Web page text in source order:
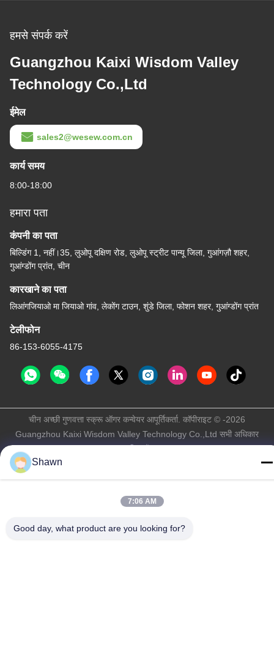
हमसे संपर्क करें
Guangzhou Kaixi Wisdom Valley
Technology Co.,Ltd
ईमेल
sales2@wesew.com.cn
कार्य समय
8:00-18:00
हमारा पता
कंपनी का पता
बिल्डिंग 1, नहीं।35, लुओपू दक्षिण रोड, लुओपू स्ट्रीट पान्यू जिला, गुआंगज़ौ शहर,
गुआंग्डोंग प्रांत, चीन
कारखाने का पता
लिआंगजियाओ मा जियाओ गांव, लेकोंग टाउन, शुंडे जिला, फोशन शहर, गुआंग्डोंग प्रांत
टेलीफोन
86-153-6055-4175
चीन अच्छी गुणवत्ता स्क्रू ऑगर कन्वेयर आपूर्तिकर्ता. कॉपीराइट © -2026
Guangzhou Kaixi Wisdom Valley Technology Co.,Ltd सभी अधिकार
Shawn
7:06 AM
Good day, what product are you looking for?